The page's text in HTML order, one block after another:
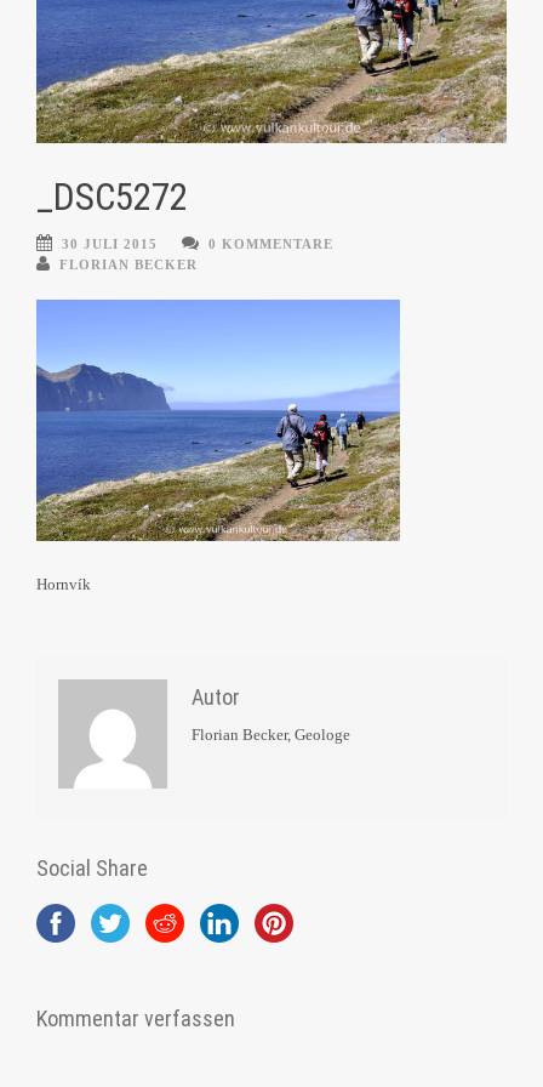
_DSC5272
30 JULI 2015
0 KOMMENTARE
FLORIAN BECKER
Hornvík
Autor
Florian Becker, Geologe
Social Share
Kommentar verfassen